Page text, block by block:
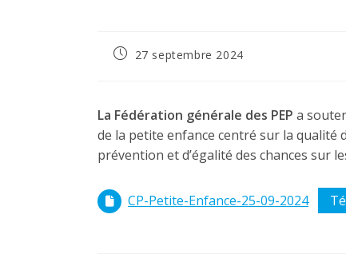
Publication
27 septembre 2024
La Fédération générale des PEP a
de la petite enfance centré sur la qualité
prévention et d’égalité des chances sur
CP-Petite-Enfance-25-09-2024